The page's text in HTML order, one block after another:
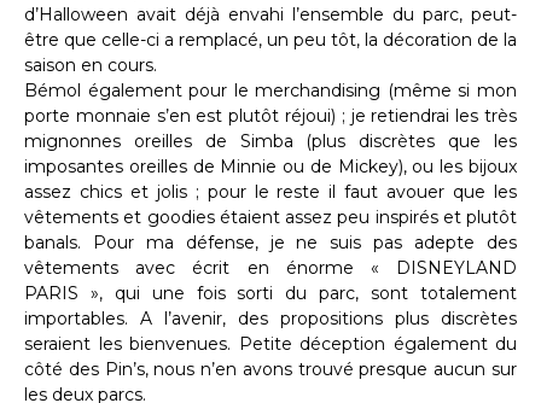
d’Halloween avait déjà envahi l’ensemble du parc, peut-
être que celle-ci a remplacé, un peu tôt, la décoration de la
saison en cours.
Bémol également pour le merchandising (même si mon
porte monnaie s’en est plutôt réjoui) ; je retiendrai les très
mignonnes oreilles de Simba (plus discrètes que les
imposantes oreilles de Minnie ou de Mickey), ou les bijoux
assez chics et jolis ; pour le reste il faut avouer que les
vêtements et goodies étaient assez peu inspirés et plutôt
banals. Pour ma défense, je ne suis pas adepte des
vêtements avec écrit en énorme « DISNEYLAND
PARIS », qui une fois sorti du parc, sont totalement
importables. A l’avenir, des propositions plus discrètes
seraient les bienvenues. Petite déception également du
côté des Pin’s, nous n’en avons trouvé presque aucun sur
les deux parcs.